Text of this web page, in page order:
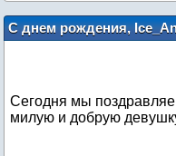
С днем рождения,
Сегодня мы
милую и добрую